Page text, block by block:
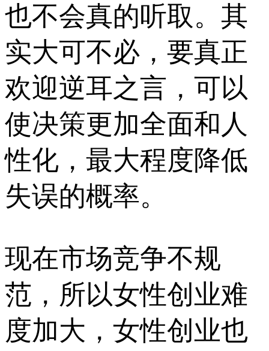
也不会真的听取。其
实大可不必，要真正
欢迎逆耳之言，可以
使决策更加全面和人
性化，最大程度降低
失误的概率。
现在市场竞争不规
范，所以女性创业难
度加大，女性创业也